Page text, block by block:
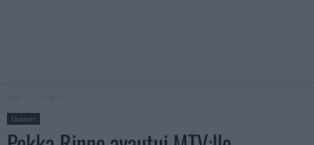
Uutiset